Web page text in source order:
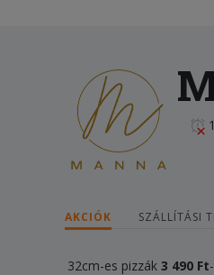
AKCIÓK SZÁLLÍTÁSI
32cm-es pizzák 3 490 Ft